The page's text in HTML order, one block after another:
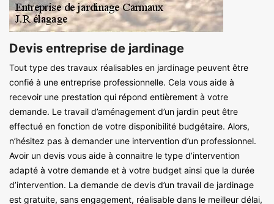
Devis entreprise de jardinage
Tout type des travaux réalisables en jardinage peuvent être
confié à une entreprise professionnelle. Cela vous aide à
recevoir une prestation qui répond entièrement à votre
demande. Le travail d’aménagement d’un jardin peut être
effectué en fonction de votre disponibilité budgétaire. Alors,
n’hésitez pas à demander une intervention d’un professionnel.
Avoir un devis vous aide à connaitre le type d’intervention
adapté à votre demande et à votre budget ainsi que la durée
d’intervention. La demande de devis d’un travail de jardinage
est gratuite, sans engagement, réalisable dans le meilleur délai,